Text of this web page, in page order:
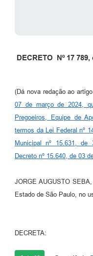
DECRETO Nº 17
(Dá nova redação ao
07 de março de 2024,
Pregoeiros, Equipe de
termos da Lei Federal nº
Municipal nº 15.631,
Decreto nº 15.640, de 03
JORGE AUGUSTO
Estado de São Paulo, no
DECRETA: